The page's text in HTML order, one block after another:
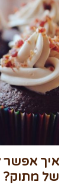
איך אפשר
של מתוק?